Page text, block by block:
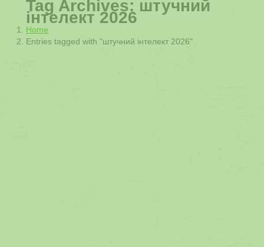
Tag Archives: штучний
інтелект 2026
You are here:
Home
Entries tagged with "штучний інтелект 2026"